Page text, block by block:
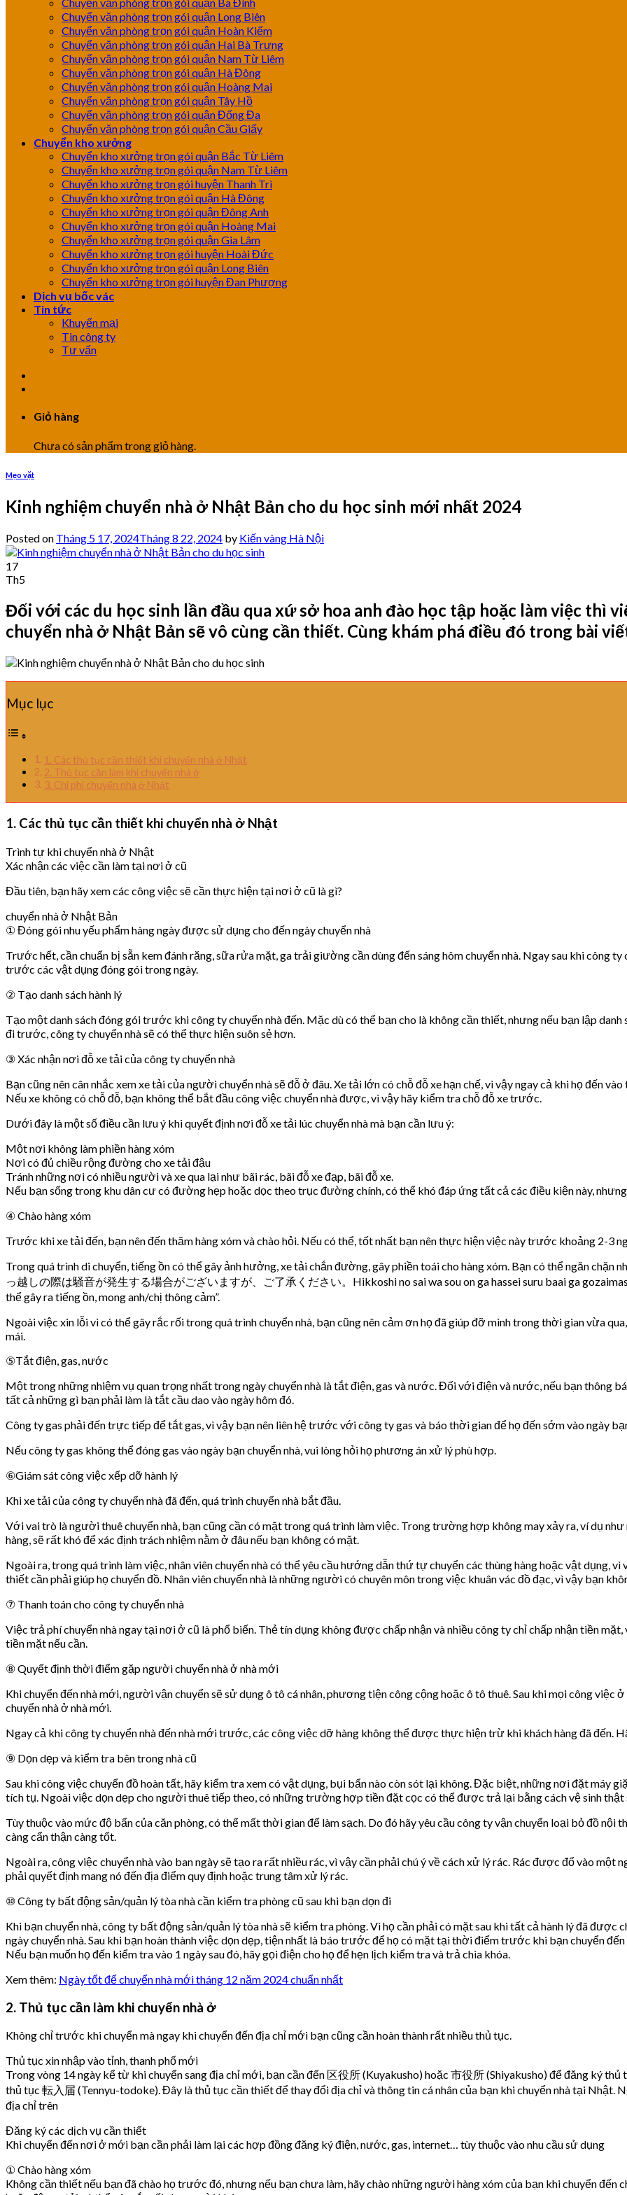
Chuyển văn phòng trọn gói quận Long Biên
Chuyển văn phòng trọn gói quận Hoàn Kiếm
Chuyển văn phòng trọn gói quận Hai Bà Trưng
Chuyển văn phòng trọn gói quận Nam Từ Liêm
Chuyển văn phòng trọn gói quận Hà Đông
Chuyển văn phòng trọn gói quận Hoàng Mai
Chuyển văn phòng trọn gói quận Tây Hồ
Chuyển văn phòng trọn gói quận Đống Đa
Chuyển văn phòng trọn gói quận Cầu Giấy
Chuyển kho xưởng
Chuyển kho xưởng trọn gói quận Bắc Từ Liêm
Chuyển kho xưởng trọn gói quận Nam Từ Liêm
Chuyển kho xưởng trọn gói huyện Thanh Trì
Chuyển kho xưởng trọn gói quận Hà Đông
Chuyển kho xưởng trọn gói quận Đông Anh
Chuyển kho xưởng trọn gói quận Hoàng Mai
Chuyển kho xưởng trọn gói quận Gia Lâm
Chuyển kho xưởng trọn gói huyện Hoài Đức
Chuyển kho xưởng trọn gói quận Long Biên
Chuyển kho xưởng trọn gói huyện Đan Phượng
Dịch vụ bốc vác
Tin tức
Khuyến mại
Tin công ty
Tư vấn
Giỏ hàng
Chưa có sản phẩm trong giỏ hàng.
Mẹo vặt
Kinh nghiệm chuyển nhà ở Nhật Bản cho du học sinh mới nhất 2024
Posted on Tháng 5 17, 2024Tháng 8 22, 2024 by Kiến vàng Hà Nội
17
Th5
Đối với các du học sinh lần đầu qua xứ sở hoa anh đào học tập hoặc làm việc thì
chuyển nhà ở Nhật Bản sẽ vô cùng cần thiết. Cùng khám phá điều đó trong bài
Mục lục
1. Các thủ tục cần thiết khi chuyển nhà ở Nhật
2. Thủ tục cần làm khi chuyển nhà ở
3. Chi phí chuyển nhà ở Nhật
1. Các thủ tục cần thiết khi chuyển nhà ở Nhật
Trình tự khi chuyển nhà ở Nhật
Xác nhận các việc cần làm tại nơi ở cũ
Đầu tiên, bạn hãy xem các công việc sẽ cần thực hiện tại nơi ở cũ là gì?
chuyển nhà ở Nhật Bản
① Đóng gói nhu yếu phẩm hàng ngày được sử dụng cho đến ngày chuyển nhà
Trước hết, cần chuẩn bị sẵn kem đánh răng, sữa rửa mặt, ga trải giường cần dùng đến sáng hôm chuyển nhà. Ngay sau khi công
trước các vật dụng đóng gói trong ngày.
② Tạo danh sách hành lý
Tạo một danh sách đóng gói trước khi công ty chuyển nhà đến. Mặc dù có thể bạn cho là không cần thiết, nhưng nếu bạn lập
đi trước, công ty chuyển nhà sẽ có thể thực hiện suôn sẻ hơn.
③ Xác nhận nơi đỗ xe tải của công ty chuyển nhà
Bạn cũng nên cân nhắc xem xe tải của người chuyển nhà sẽ đỗ ở đâu. Xe tải lớn có chỗ đỗ xe hạn chế, vì vậy ngay cả khi họ đến
Nếu xe không có chỗ đỗ, bạn không thể bắt đầu công việc chuyển nhà được, vì vậy hãy kiểm tra chỗ đỗ xe trước.
Dưới đây là một số điều cần lưu ý khi quyết định nơi đỗ xe tải lúc chuyển nhà mà bạn cần lưu ý:
Một nơi không làm phiền hàng xóm
Nơi có đủ chiều rộng đường cho xe tải đậu
Tránh những nơi có nhiều người và xe qua lại như bãi rác, bãi đỗ xe đạp, bãi đỗ xe.
Nếu bạn sống trong khu dân cư có đường hẹp hoặc dọc theo trục đường chính, có thể khó đáp ứng tất cả các điều kiện này,
④ Chào hàng xóm
Trước khi xe tải đến, bạn nên đến thăm hàng xóm và chào hỏi. Nếu có thể, tốt nhất bạn nên thực hiện việc này trước khoảng 2-3
Trong quá trình di chuyển, tiếng ồn có thể gây ảnh hưởng, xe tải chắn đường, gây phiền toái cho hàng xóm. Bạn có thể ngăn
っ越しの際は騒音が発生する場合がございますが、ご了承ください。Hikkoshi no sai wa sou on ga hassei suru baai ga
thể gây ra tiếng ồn, mong anh/chị thông cảm”.
Ngoài việc xin lỗi vì có thể gây rắc rối trong quá trình chuyển nhà, bạn cũng nên cảm ơn họ đã giúp đỡ mình trong thời gian vừa
mái.
⑤Tắt điện, gas, nước
Một trong những nhiệm vụ quan trọng nhất trong ngày chuyển nhà là tắt điện, gas và nước. Đối với điện và nước, nếu bạn thông
tất cả những gì bạn phải làm là tắt cầu dao vào ngày hôm đó.
Công ty gas phải đến trực tiếp để tắt gas, vì vậy bạn nên liên hệ trước với công ty gas và báo thời gian để họ đến sớm vào ngày
Nếu công ty gas không thể đóng gas vào ngày bạn chuyển nhà, vui lòng hỏi họ phương án xử lý phù hợp.
⑥Giám sát ​​công việc xếp dỡ hành lý
Khi xe tải của công ty chuyển nhà đã đến, quá trình chuyển nhà bắt đầu.
Với vai trò là người thuê chuyển nhà, bạn cũng cần có mặt trong quá trình làm việc. Trong trường hợp không may xảy ra, ví dụ
hàng, sẽ rất khó để xác định trách nhiệm nằm ở đâu nếu bạn không có mặt.
Ngoài ra, trong quá trình làm việc, nhân viên chuyển nhà có thể yêu cầu hướng dẫn thứ tự chuyển các thùng hàng hoặc vật dụng,
thiết cần phải giúp họ chuyển đồ. Nhân viên chuyển nhà là những người có chuyên môn trong việc khuân vác đồ đạc, vì vậy bạn
⑦ Thanh toán cho công ty chuyển nhà
Việc trả phí chuyển nhà ngay tại nơi ở cũ là phổ biến. Thẻ tín dụng không được chấp nhận và nhiều công ty chỉ chấp nhận tiền
tiền mặt nếu cần.
⑧ Quyết định thời điểm gặp người chuyển nhà ở nhà mới
Khi chuyển đến nhà mới, người vận chuyển sẽ sử dụng ô tô cá nhân, phương tiện công cộng hoặc ô tô thuê. Sau khi mọi công
chuyển nhà ở nhà mới.
Ngay cả khi công ty chuyển nhà đến nhà mới trước, các công việc dỡ hàng không thể được thực hiện trừ khi khách hàng đã đến.
⑨ Dọn dẹp và kiểm tra bên trong nhà cũ
Sau khi công việc chuyển đồ hoàn tất, hãy kiểm tra xem có vật dụng, bụi bẩn nào còn sót lại không. Đặc biệt, những nơi đặt máy
tích tụ. Ngoài việc dọn dẹp cho người thuê tiếp theo, có những trường hợp tiền đặt cọc có thể được trả lại bằng cách vệ sinh thật
Tùy thuộc vào mức độ bẩn của căn phòng, có thể mất thời gian để làm sạch. Do đó hãy yêu cầu công ty vận chuyển loại bỏ đồ
càng cẩn thận càng tốt.
Ngoài ra, công việc chuyển nhà vào ban ngày sẽ tạo ra rất nhiều rác, vì vậy cần phải chú ý về cách xử lý rác. Rác được đổ vào một
phải quyết định mang nó đến địa điểm quy định hoặc trung tâm xử lý rác.
⑩ Công ty bất động sản/quản lý tòa nhà cần kiểm tra phòng cũ sau khi bạn dọn đi
Khi bạn chuyển nhà, công ty bất động sản/quản lý tòa nhà sẽ kiểm tra phòng. Vì họ cần phải có mặt sau khi tất cả hành lý đã
ngày chuyển nhà. Sau khi bạn hoàn thành việc dọn dẹp, tiện nhất là báo trước để họ có mặt tại thời điểm trước khi bạn chuyển
Nếu bạn muốn họ đến kiểm tra vào 1 ngày sau đó, hãy gọi điện cho họ để hẹn lịch kiểm tra và trả chìa khóa.
Xem thêm: Ngày tốt để chuyển nhà mới tháng 12 năm 2024 chuẩn nhất
2. Thủ tục cần làm khi chuyển nhà ở
Không chỉ trước khi chuyển mà ngay khi chuyển đến địa chỉ mới bạn cũng cần hoàn thành rất nhiều thủ tục.
Thủ tục xin nhập vào tỉnh, thanh phố mới
Trong vòng 14 ngày kể từ khi chuyển sang địa chỉ mới, bạn cần đến 区役所 (Kuyakusho) hoặc 市役所 (Shiyakusho) để đăng ký
thủ tục 転入届 (Tennyu-todoke). Đây là thủ tục cần thiết để thay đổi địa chỉ và thông tin cá nhân của bạn khi chuyển nhà tại Nhật.
địa chỉ trên
Đăng ký các dịch vụ cần thiết
Khi chuyển đến nơi ở mới bạn cần phải làm lại các hợp đồng đăng ký điện, nước, gas, internet… tùy thuộc vào nhu cầu sử dụng
① Chào hàng xóm
Không cần thiết nếu bạn đã chào họ trước đó, nhưng nếu bạn chưa làm, hãy chào những người hàng xóm của bạn khi chuyển đến